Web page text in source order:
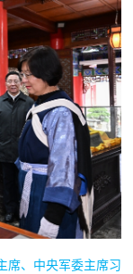
席、中央军委主席习